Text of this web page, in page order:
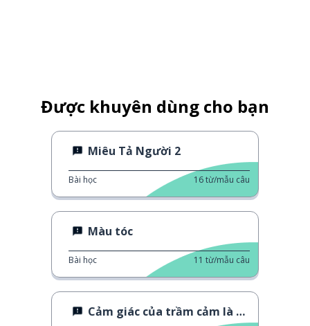
Được khuyên dùng cho bạn
Miêu Tả Người 2
Bài học 16từ/mẫu câu
Màu tóc
Bài học 11 từ/mẫu câu
Cảm giác của trầm cảm là như thế nào